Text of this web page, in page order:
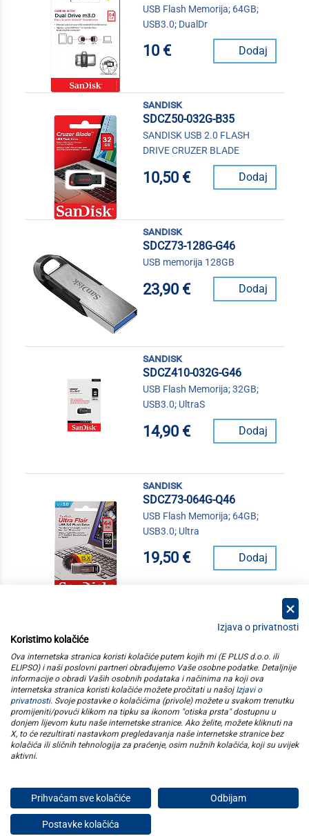
USB Flash Memorija; 64GB;
USB3.0; DualDr
10 € Dodaj
sandisk
SDCZ50-032G-B35
SANDISK USB 2.0 FLASH
DRIVE CRUZER BLADE
10,50 € Dodaj
sandisk
SDCZ73-128G-G46
USB memorija 128GB
23,90 € Dodaj
sandisk
SDCZ410-032G-G46
USB Flash Memorija; 32GB;
USB3.0; UltraS
14,90 € Dodaj
sandisk
SDCZ73-064G-Q46
USB Flash Memorija; 64GB;
USB3.0; Ultra
19,50 € Dodaj
kategorije
elipso
informacije
pratite nas
E plus d.o.o. © Copyright 2026
Izjava o privatnosti
Koristimo kolačiće
Ova internetska stranica koristi kolačiće putem kojih mi (E PLUS d.o.o. ili
ELIPSO) i naši poslovni partneri obrađujemo Vaše osobne podatke. Detaljnije
informacije o obradi Vaših osobnih podataka i načinima na koji ova
internetska stranica koristi kolačiće možete pročitati u našoj Izjavi o
privatnosti. Svoje postavke o kolačićima (privole) možete u svakom trenutku
promijeniti/povući klikom na tipku sa ikonom "otiska prsta" dostupnu u
donjem lijevom kutu naše internetske stranice. Ako želite, možete kliknuti na
X, to će rezultirati nastavkom pregledavanja naše internetske stranice bez
kolačića ili sličnih tehnologija za praćenje, osim nužnih kolačića, koji su uvijek
aktivni.
Prihvaćam sve kolačiće Odbijam
Postavke kolačića